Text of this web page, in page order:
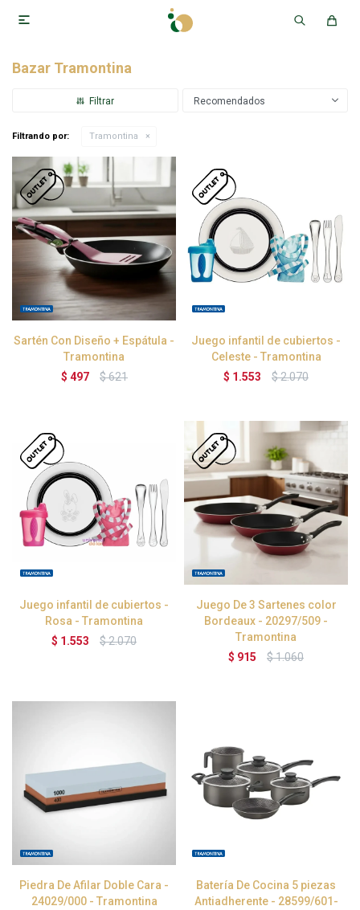

Bazar Tramontina
Recomendados
Filtrando por: Tramontina
Sartén Con Diseño + Espátula -
Tramontina
$ 497 $621
Juego infantil de cubiertos -
Celeste - Tramontina
$ 1.553 $2.070
Juego infantil de cubiertos -
Rosa - Tramontina
$ 1.553 $2.070
Juego De 3 Sartenes color
Bordeaux - 20297/509 -
Tramontina
$ 915 $1.060
Piedra De Afilar Doble Cara -
24029/000 - Tramontina
Batería De Cocina 5 piezas
Antiadherente - 28599/601-